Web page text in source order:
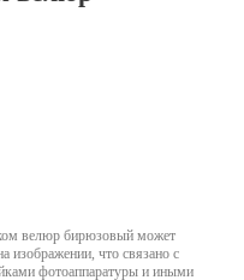
велюр бирюзовый может
изображении, что связано с
фотоаппаратуры и иными